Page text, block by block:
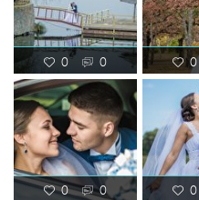
0 0 0
0 0 0